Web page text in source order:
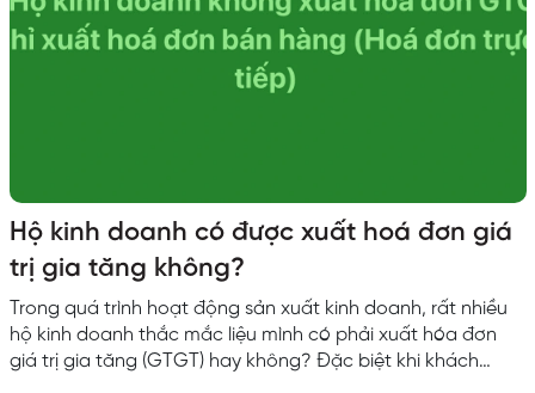
Hộ kinh doanh có được xuất hoá đơn giá
trị gia tăng không?
Trong quá trình hoạt động sản xuất kinh doanh, rất nhiều
hộ kinh doanh thắc mắc liệu mình có phải xuất hóa đơn
giá trị gia tăng (GTGT) hay không? Đặc biệt khi khách